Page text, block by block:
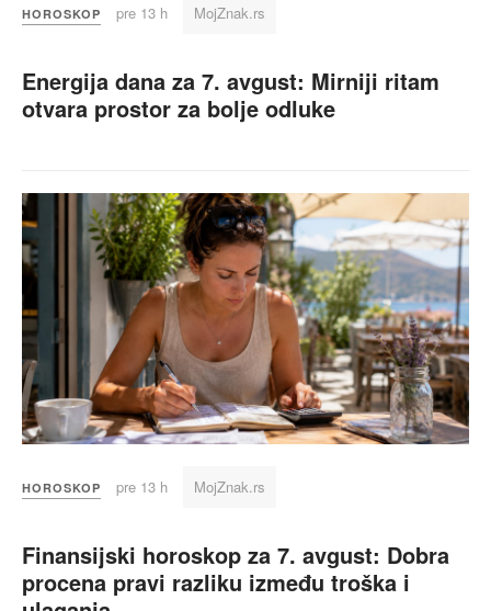
HOROSKOP pre 13 h MojZnak.rs
Energija dana za 7. avgust: Mirniji ritam
otvara prostor za bolje odluke
HOROSKOP pre 13 h MojZnak.rs
Finansijski horoskop za 7. avgust: Dobra
procena pravi razliku između troška i